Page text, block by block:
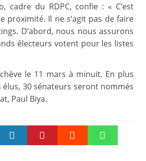
cadre du RDPC, confie : « C’est
proximité. Il ne s’agit pas de faire
D’abord, nous nous assurons
électeurs votent pour les listes
le 11 mars à minuit. En plus
élus, 30 sénateurs seront nommés
Paul Biya.